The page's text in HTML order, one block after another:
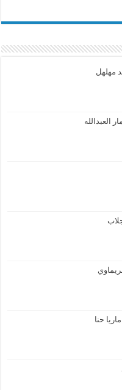
مهلهل
العبدالله
حنا